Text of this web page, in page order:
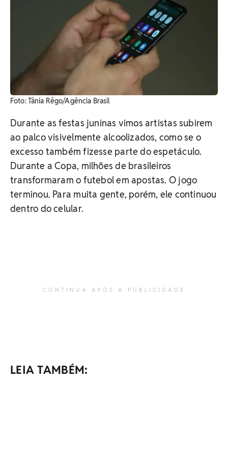
Foto: Tânia Rêgo/Agência Brasil
Durante as festas juninas vimos artistas subirem
ao palco visivelmente alcoolizados, como se o
excesso também fizesse parte do espetáculo.
Durante a Copa, milhões de brasileiros
transformaram o futebol em apostas. O jogo
terminou. Para muita gente, porém, ele continuou
dentro do celular.
CONTINUA APÓS A PUBLICIDADE
LEIA TAMBÉM: